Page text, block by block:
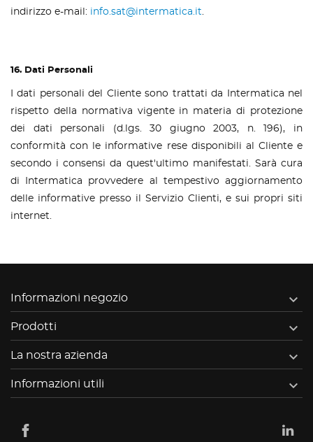
indirizzo e-mail: info.sat@intermatica.it.
16. Dati Personali
I dati personali del Cliente sono trattati da Intermatica nel
rispetto della normativa vigente in materia di protezione
dei dati personali (d.lgs. 30 giugno 2003, n. 196), in
conformità con le informative rese disponibili al Cliente e
secondo i consensi da quest'ultimo manifestati. Sarà cura
di Intermatica provvedere al tempestivo aggiornamento
delle informative presso il Servizio Clienti, e sui propri siti
internet.
Informazioni negozio 
Prodotti 
La nostra azienda 
Informazioni utili 